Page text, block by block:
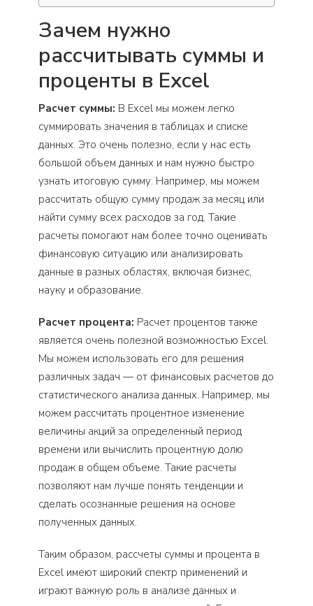
Зачем нужно
рассчитывать суммы и
проценты в Excel
Расчет суммы: В Excel мы можем легко
суммировать значения в таблицах и списке
данных. Это очень полезно, если у нас есть
большой объем данных и нам нужно быстро
узнать итоговую сумму. Например, мы можем
рассчитать общую сумму продаж за месяц или
найти сумму всех расходов за год. Такие
расчеты помогают нам более точно оценивать
финансовую ситуацию или анализировать
данные в разных областях, включая бизнес,
науку и образование.
Расчет процента: Расчет процентов также
является очень полезной возможностью Excel.
Мы можем использовать его для решения
различных задач — от финансовых расчетов до
статистического анализа данных. Например, мы
можем рассчитать процентное изменение
величины акций за определенный период
времени или вычислить процентную долю
продаж в общем объеме. Такие расчеты
позволяют нам лучше понять тенденции и
сделать осознанные решения на основе
полученных данных.
Таким образом, рассчеты суммы и процента в
Excel имеют широкий спектр применений и
играют важную роль в анализе данных и